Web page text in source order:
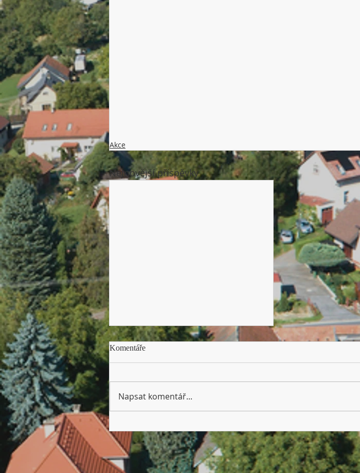
Akce
Nejnovější příspěvky
Komentáře
Napsat komentář...